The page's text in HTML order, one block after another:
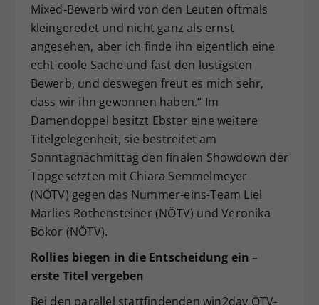
Mixed-Bewerb wird von den Leuten oftmals
kleingeredet und nicht ganz als ernst
angesehen, aber ich finde ihn eigentlich eine
echt coole Sache und fast den lustigsten
Bewerb, und deswegen freut es mich sehr,
dass wir ihn gewonnen haben.“ Im
Damendoppel besitzt Ebster eine weitere
Titelgelegenheit, sie bestreitet am
Sonntagnachmittag den finalen Showdown der
Topgesetzten mit Chiara Semmelmeyer
(NÖTV) gegen das Nummer-eins-Team Liel
Marlies Rothensteiner (NÖTV) und Veronika
Bokor (NÖTV).
Rollies biegen in die Entscheidung ein –
erste Titel vergeben
Bei den parallel stattfindenden win2day ÖTV-